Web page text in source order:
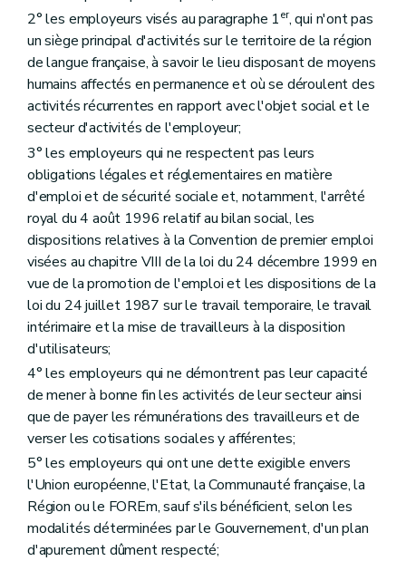
2° les employeurs visés au paragraphe 1er, qui n'ont pas
un siège principal d'activités sur le territoire de la région
de langue française, à savoir le lieu disposant de moyens
humains affectés en permanence et où se déroulent des
activités récurrentes en rapport avec l'objet social et le
secteur d'activités de l'employeur;
3° les employeurs qui ne respectent pas leurs
obligations légales et réglementaires en matière
d'emploi et de sécurité sociale et, notamment, l'arrêté
royal du 4 août 1996 relatif au bilan social, les
dispositions relatives à la Convention de premier emploi
visées au chapitre VIII de la loi du 24 décembre 1999 en
vue de la promotion de l'emploi et les dispositions de la
loi du 24 juillet 1987 sur le travail temporaire, le travail
intérimaire et la mise de travailleurs à la disposition
d'utilisateurs;
4° les employeurs qui ne démontrent pas leur capacité
de mener à bonne fin les activités de leur secteur ainsi
que de payer les rémunérations des travailleurs et de
verser les cotisations sociales y afférentes;
5° les employeurs qui ont une dette exigible envers
l'Union européenne, l'Etat, la Communauté française, la
Région ou le FOREm, sauf s'ils bénéficient, selon les
modalités déterminées par le Gouvernement, d'un plan
d'apurement dûment respecté;